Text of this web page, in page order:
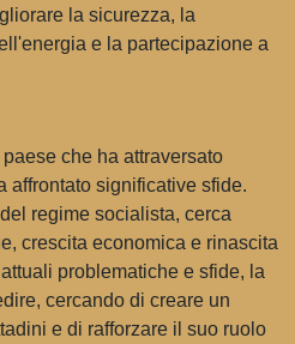
la sicurezza, la
e la partecipazione a
che ha attraversato
affrontato significative sfide.
regime socialista, cerca
crescita economica e rinascita
problematiche e sfide, la
cercando di creare un
e di rafforzare il suo ruolo